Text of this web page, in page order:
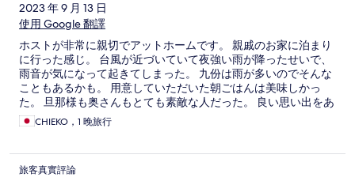
2023 年 9 月 13 日
使用 Google 翻譯
ホストが非常に親切でアットホームです。 親戚のお家に泊まり
に行った感じ。 台風が近づいていて夜強い雨が降ったせいで、
雨音が気になって起きてしまった。 九份は雨が多いのでそんな
こともあるかも。 用意していただいた朝ごはんは美味しかっ
た。 旦那様も奥さんもとても素敵な人だった。 良い思い出をあ
りがとうございました。
CHIEKO，1 晚旅行
旅客真實評論